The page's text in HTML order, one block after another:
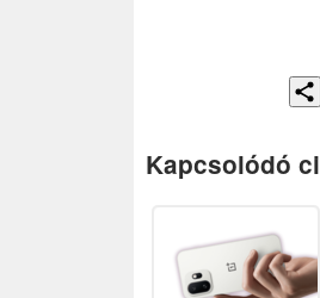
Kapcsolódó